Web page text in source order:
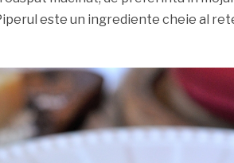
este un ingrediente cheie al